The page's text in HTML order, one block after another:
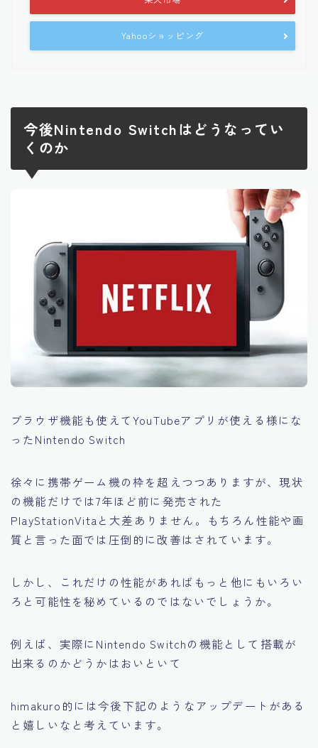
Yahooショッピング
今後Nintendo Switchはどうなってい
くのか
ブラウザ機能も使えてYouTubeアプリが使える様にな
ったNintendo Switch
徐々に携帯ゲーム機の枠を超えつつありますが、現状
の機能だけでは7年ほど前に発売された
PlayStationVitaと大差ありません。もちろん性能や画
質と言った面では圧倒的に改善はされています。
しかし、これだけの性能があればもっと他にもいろい
ろと可能性を秘めているのではないでしょうか。
例えば、実際にNintendo Switchの機能として搭載が
出来るのかどうかはおいといて
himakuro的には今後下記のようなアップデートがある
と嬉しいなと考えています。